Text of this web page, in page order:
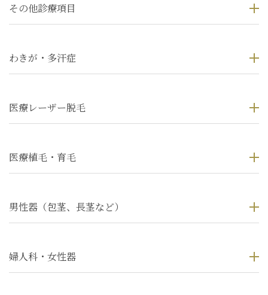
その他診療項目
わきが・多汗症
医療レーザー脱毛
医療植毛・育毛
男性器（包茎、長茎など）
婦人科・女性器